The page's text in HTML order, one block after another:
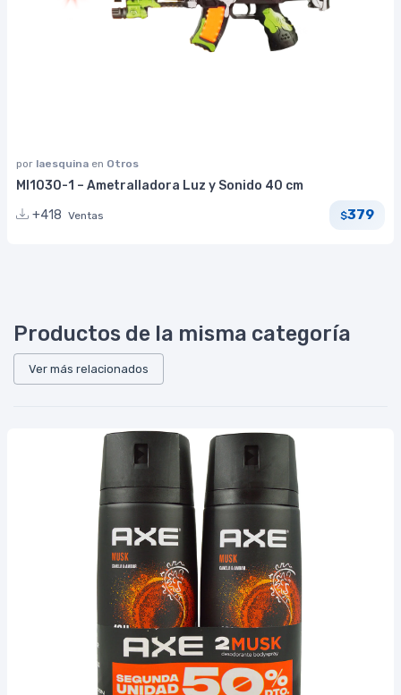
por laesquina en Otros
MI1030-1 – Ametralladora Luz y Sonido 40 cm
+418 Ventas $379
Productos de la misma categoría
Ver más relacionados